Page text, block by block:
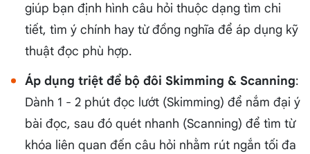
giúp bạn định hình câu hỏi thuộc dạng tìm chi
tiết, tìm ý chính hay từ đồng nghĩa để áp dụng kỹ
thuật đọc phù hợp.
Áp dụng triệt để bộ đôi Skimming & Scanning:
Dành 1 - 2 phút đọc lướt (Skimming) để nắm đại ý
bài đọc, sau đó quét nhanh (Scanning) để tìm từ
khóa liên quan đến câu hỏi nhằm rút ngắn tối đa